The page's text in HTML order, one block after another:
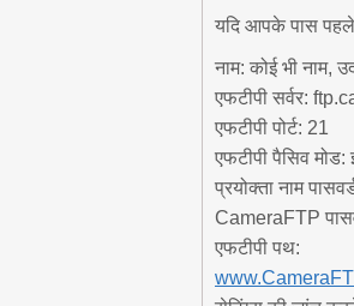
यदि आपके पास पहले
नाम: कोई भी नाम,
एफटीपी सर्वर:
एफटीपी पोर्ट: 21
एफटीपी पैसिव मोड:
प्रयोक्ता नाम
CameraFTP
एफटीपी पथ: